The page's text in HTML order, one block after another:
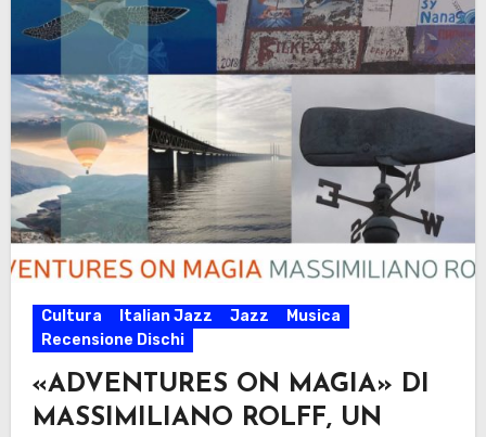
Cultura Italian Jazz Jazz
Musica
Recensione Dischi
«ADVENTURES ON MAGIA» DI
MASSIMILIANO ROLFF, UN